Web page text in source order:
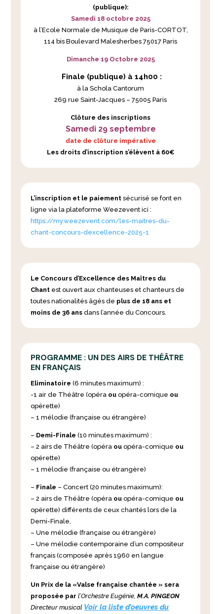
(publique):
Samedi 18 octobre 2025
à l’Ecole Normale de Musique de Paris-CORTOT,
114 bis Boulevard Malesherbes 75017 Paris
Dimanche 19 Octobre 2025
Finale (publique) à 14h00 :
à la Schola Cantorum
269 rue Saint-Jacques – 75005 Paris
Clôture des inscriptions
Samedi 29 septembre
date de clôture impérative
Les droits d’inscription s’élèvent à 60€
L’inscription et le paiement sécurisé se font en
ligne via la plateforme Weezevent ici :
https://my.weezevent.com/les-maitres-du-
chant-concours-dexcellence-2025-1
Le Concours d’Excellence des Maîtres du
Chant est ouvert aux chanteuses et chanteurs de
toutes nationalités âgés de plus de 18 ans et
moins de 36 ans dans l’année du Concours.
PROGRAMME : UN DES AIRS DE THÉÂTRE
EN FRANÇAIS
Eliminatoire (6 minutes maximum) :
-1 air de Théâtre (opéra ou opéra-comique ou
opérette)
– 1 mélodie (française ou étrangère)
– Demi-Finale (10 minutes maximum) :
– 2 airs de Théâtre (opéra ou opéra-comique ou
opérette)
– 1 mélodie (française ou étrangère)
– Finale – Concert (20 minutes maximum):
– 2 airs de Théâtre (opéra ou opéra-comique ou
opérette) différents de ceux chantés lors de la
Demi-Finale,
– Une mélodie (française ou étrangère)
– Une mélodie contemporaine d’un compositeur
français (composée après 1960 en langue
française ou étrangère)
Un Prix de la «Valse française chantée » sera
proposée parl’Orchestre Eugénie, M.A. PINGEON
Directeur musical Voir la liste d’oeuvres du